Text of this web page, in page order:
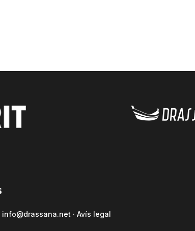
info@drassana.net · Avís legal